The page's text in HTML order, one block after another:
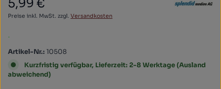
Regulärer Preis:
5,99 €
Preise inkl. MwSt. zzgl. Versandkosten
.
Artikel-Nr.: 10508
Kurzfristig verfügbar, Lieferzeit: 2-8 Werktage (Ausland
abweichend)